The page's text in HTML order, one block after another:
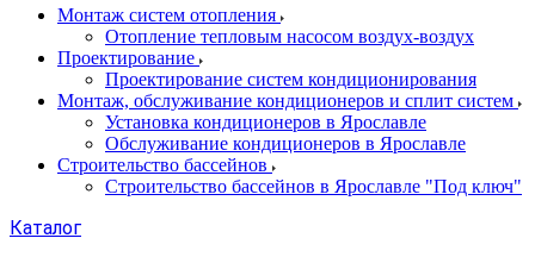
Монтаж систем отопления
Отопление тепловым насосом воздух-воздух
Проектирование
Проектирование систем кондиционирования
Монтаж, обслуживание кондиционеров и сплит систем
Установка кондиционеров в Ярославле
Обслуживание кондиционеров в Ярославле
Строительство бассейнов
Строительство бассейнов в Ярославле "Под ключ"
Каталог